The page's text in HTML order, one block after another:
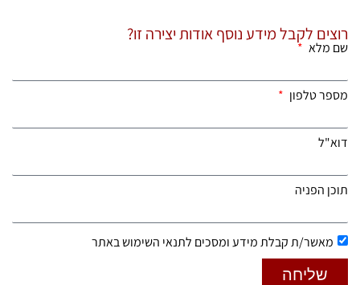
רוצים לקבל מידע נוסף אודות יצירה זו?
שם מלא
מספר טלפון
דוא"ל
תוכן הפניה
מאשר/ת קבלת מידע ומסכים לתנאי השימוש באתר
שליחה